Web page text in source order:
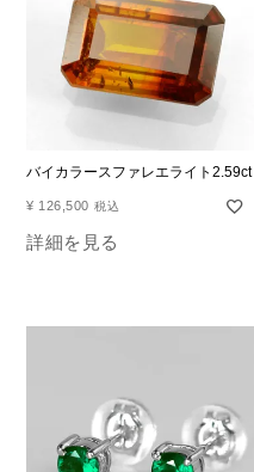
バイカラースファレエライト2.59ct
¥ 126,500 税込
詳細を見る